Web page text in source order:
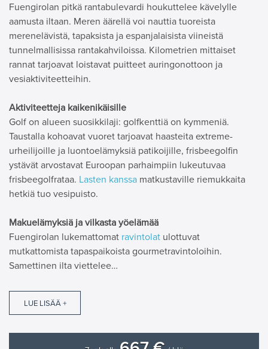
Fuengirolan pitkä rantabulevardi houkuttelee kävelylle
aamusta iltaan. Meren äärellä voi nauttia tuoreista
merenelävistä, tapaksista ja espanjalaisista viineistä
tunnelmallisissa rantakahviloissa. Kilometrien mittaiset
rannat tarjoavat loistavat puitteet auringonottoon ja
vesiaktiviteetteihin.
Aktiviteetteja kaikenikäisille
Golf on alueen suosikkilaji: golfkenttiä on kymmeniä.
Taustalla kohoavat vuoret tarjoavat haasteita extreme-
urheilijoille ja luontoelämyksiä patikoijille, frisbeegolfin
ystävät arvostavat Euroopan parhaimpiin lukeutuvaa
frisbeegolfrataa. Lasten kanssa matkustaville riemukkaita
hetkiä tuo vesipuisto.
Makuelämyksiä ja vilkasta yöelämää
Fuengirolan lukemattomat ravintolat ulottuvat
mutkattomista tapaspaikoista gourmetravintoloihin.
Samettinen ilta viettelee…
LUE LISÄÄ +